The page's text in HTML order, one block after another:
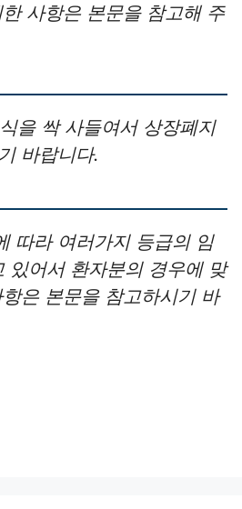
사항은 본문을 참고해 주
을 싹 사들여서 상장폐지
바랍니다.
따라 여러가지 등급의 임
있어서 환자분의 경우에 맞
은 본문을 참고하시기 바